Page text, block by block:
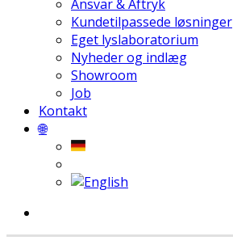
Ansvar & Aftryk
Kundetilpassede løsninger
Eget lyslaboratorium
Nyheder og indlæg
Showroom
Job
Kontakt
🌐